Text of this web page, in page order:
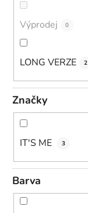
Výprodej 0
LONG VERZE 2
Značky
IT'S ME 3
Barva